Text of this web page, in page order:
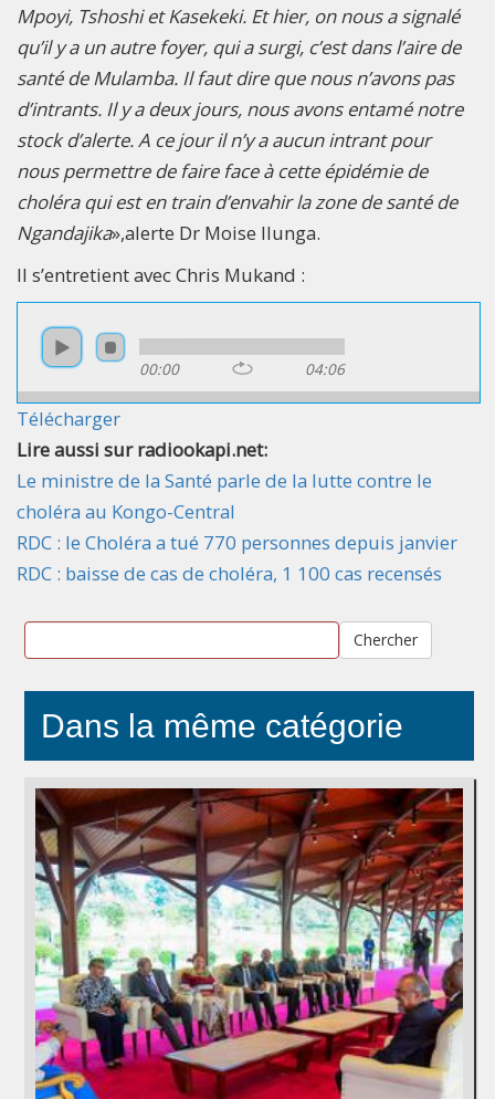
Mpoyi, Tshoshi et Kasekeki. Et hier, on nous a signalé
qu’il y a un autre foyer, qui a surgi, c’est dans l’aire de
santé de Mulamba. Il faut dire que nous n’avons pas
d’intrants. Il y a deux jours, nous avons entamé notre
stock d’alerte. A ce jour il n’y a aucun intrant pour
nous permettre de faire face à cette épidémie de
choléra qui est en train d’envahir la zone de santé de
Ngandajika»,alerte Dr Moise Ilunga.
Il s’entretient avec Chris Mukand :
00:00 04:06
Télécharger
Lire aussi sur radiookapi.net:
Le ministre de la Santé parle de la lutte contre le
choléra au Kongo-Central
RDC : le Choléra a tué 770 personnes depuis janvier
RDC : baisse de cas de choléra, 1 100 cas recensés
Chercher
Dans la même catégorie